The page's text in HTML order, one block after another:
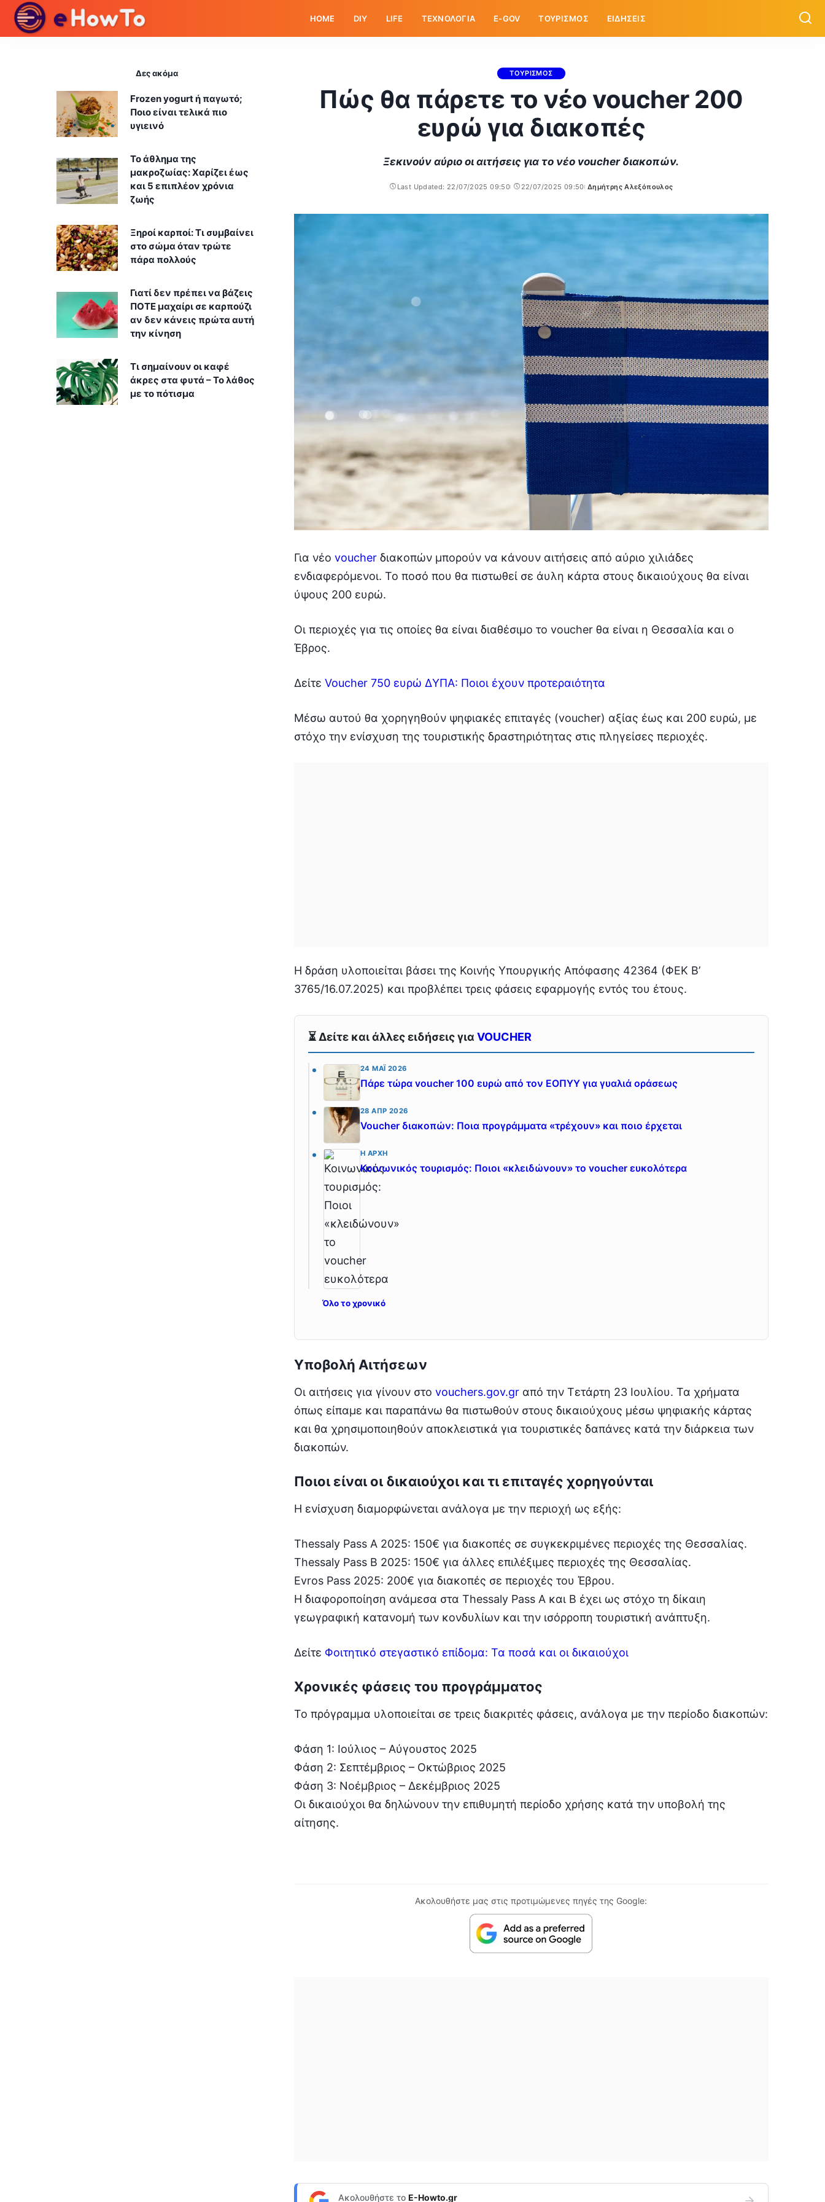
HOME DIY LIFE ΤΕΧΝΟΛΟΓΙΑ E-GOV ΤΟΥΡΙΣΜΟΣ ΕΙΔΗΣΕΙΣ
ΤΟΥΡΙΣΜΟΣ
Πώς θα πάρετε το νέο voucher 200
ευρώ για διακοπές
Ξεκινούν αύριο οι αιτήσεις για το νέο voucher διακοπών.
Last Updated: 22/07/2025 09:50 22/07/2025 09:50
Posted
Δημήτρης Αλεξόπουλος
Για νέο voucherδιακοπών μπορούν να κάνουν αιτήσεις από αύριο χιλιάδες
ενδιαφερόμενοι. Το ποσό που θα πιστωθεί σε άυλη κάρτα στους δικαιούχους θα είναι
ύψους 200 ευρώ.
Οι περιοχές για τις οποίες θα είναι διαθέσιμο το voucher θα είναι η Θεσσαλία και ο
Έβρος.
Δείτε Voucher 750 ευρώ ΔΥΠΑ: Ποιοι έχουν προτεραιότητα
Μέσω αυτού θα χορηγηθούν ψηφιακές επιταγές (voucher) αξίας έως και 200 ευρώ, με
στόχο την ενίσχυση της τουριστικής δραστηριότητας στις πληγείσες περιοχές.
Η δράση υλοποιείται βάσει της Κοινής Υπουργικής Απόφασης 42364 (ΦΕΚ Β’
3765/16.07.2025) και προβλέπει τρεις φάσεις εφαρμογής εντός του έτους.
⏳ Δείτε και άλλες ειδήσεις γιαVOUCHER
24 ΜΆΙ 2026
Πάρε τώρα voucher 100 ευρώ από τον ΕΟΠΥΥ για γυαλιά οράσεως
28 ΑΠΡ 2026
Voucher διακοπών: Ποια προγράμματα «τρέχουν» και ποιο έρχεται
Η ΑΡΧΉ
Κοινωνικός τουρισμός: Ποιοι «κλειδώνουν» το voucher ευκολότερα
Όλο το χρονικό
Υποβολή Αιτήσεων
Οι αιτήσεις για γίνουν στο vouchers.gov.grαπό την Τετάρτη 23 Ιουλίου. Τα χρήματα
όπως είπαμε και παραπάνω θα πιστωθούν στους δικαιούχους μέσω ψηφιακής κάρτας
και θα χρησιμοποιηθούν αποκλειστικά για τουριστικές δαπάνες κατά την διάρκεια των
διακοπών.
Ποιοι είναι οι δικαιούχοι και τι επιταγές χορηγούνται
Η ενίσχυση διαμορφώνεται ανάλογα με την περιοχή ως εξής:
Thessaly Pass A 2025: 150€ για διακοπές σε συγκεκριμένες περιοχές της Θεσσαλίας.
Thessaly Pass B 2025: 150€ για άλλες επιλέξιμες περιοχές της Θεσσαλίας.
Evros Pass 2025: 200€ για διακοπές σε περιοχές του Έβρου.
Η διαφοροποίηση ανάμεσα στα Thessaly Pass A και B έχει ως στόχο τη δίκαιη
γεωγραφική κατανομή των κονδυλίων και την ισόρροπη τουριστική ανάπτυξη.
Δείτε Φοιτητικό στεγαστικό επίδομα: Τα ποσά και οι δικαιούχοι
Χρονικές φάσεις του προγράμματος
Το πρόγραμμα υλοποιείται σε τρεις διακριτές φάσεις, ανάλογα με την περίοδο διακοπών:
Φάση 1: Ιούλιος – Αύγουστος 2025
Φάση 2: Σεπτέμβριος – Οκτώβριος 2025
Φάση 3: Νοέμβριος – Δεκέμβριος 2025
Οι δικαιούχοι θα δηλώνουν την επιθυμητή περίοδο χρήσης κατά την υποβολή της
αίτησης.
Ακολουθήστε μας στις προτιμώμενες πηγές της Google:
Ακολουθήστε το E-Howto.gr
Δες ακόμα
Frozen yogurt ή παγωτό;
Ποιο είναι τελικά πιο
υγιεινό
Το άθλημα της
μακροζωίας: Χαρίζει έως
και 5 επιπλέον χρόνια
ζωής
Ξηροί καρποί: Τι συμβαίνει
στο σώμα όταν τρώτε
πάρα πολλούς
Γιατί δεν πρέπει να βάζεις
ΠΟΤΕ μαχαίρι σε καρπούζι
αν δεν κάνεις πρώτα αυτή
την κίνηση
Τι σημαίνουν οι καφέ
άκρες στα φυτά – Το λάθος
με το πότισμα